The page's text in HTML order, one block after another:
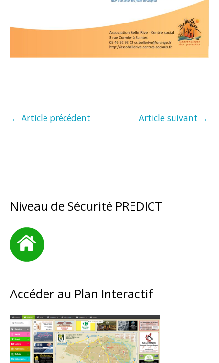
← Article précédent Article suivant →
Niveau de Sécurité PREDICT
Accéder au Plan Interactif